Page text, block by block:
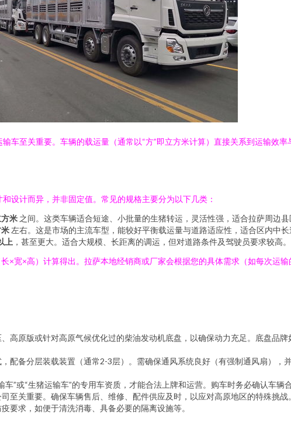
车至关重要。车辆的载运量（通常以“方”即立方米计算）直接关系到运输效
设计而异，并非固定值。常见的规格主要分为以下几类：
米 之间。这类车辆适合短途、小批量的生猪转运，灵活性强，适合拉萨周边县
左右。这是市场的主流车型，能较好平衡载运量与道路适应性，适合区内中长
上 ，甚至更大。适合大规模、长距离的调运，但对道路条件及驾驶员要求较高。
×宽×高）计算得出。拉萨本地经销商或厂家会根据您的具体需求（如每次运
高原版或针对高原气候优化过的柴油发动机底盘，以确保动力充足。底盘品
配备分层装载装置（通常2-3层）。需确保通风系统良好（有强制通风扇），
”或“生猪运输车”的专用车资质，才能合法上牌和运营。购车时务必确认车辆
至关重要。确保车辆售后、维修、配件供应及时，以应对高原地区的特殊挑战。
要求，如便于清洗消毒、具备必要的隔离设施等。